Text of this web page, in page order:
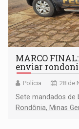
MARCO
enviar
Polícia 28 de
Sete mandados de
Rondônia, Minas